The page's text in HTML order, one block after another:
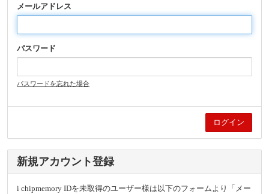
メールアドレス
パスワード
パスワードを忘れた場合
新規アカウント登録
i chipmemory IDを未取得のユーザー様は以下のフォームより「メー